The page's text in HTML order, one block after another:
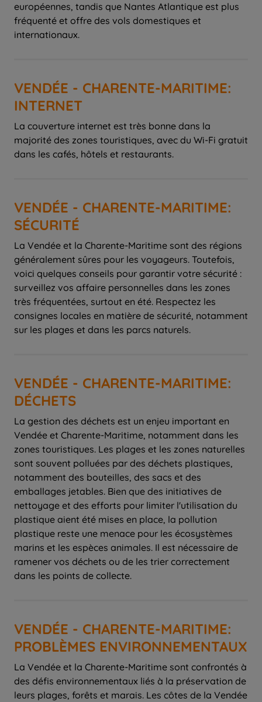
européennes, tandis que Nantes Atlantique est plus
fréquenté et offre des vols domestiques et
internationaux.
VENDÉE - CHARENTE-MARITIME:
INTERNET
La couverture internet est très bonne dans la
majorité des zones touristiques, avec du Wi-Fi gratuit
dans les cafés, hôtels et restaurants.
VENDÉE - CHARENTE-MARITIME:
SÉCURITÉ
La Vendée et la Charente-Maritime sont des régions
généralement sûres pour les voyageurs. Toutefois,
voici quelques conseils pour garantir votre sécurité :
surveillez vos affaire personnelles dans les zones
très fréquentées, surtout en été. Respectez les
consignes locales en matière de sécurité, notamment
sur les plages et dans les parcs naturels.
VENDÉE - CHARENTE-MARITIME:
DÉCHETS
La gestion des déchets est un enjeu important en
Vendée et Charente-Maritime, notamment dans les
zones touristiques. Les plages et les zones naturelles
sont souvent polluées par des déchets plastiques,
notamment des bouteilles, des sacs et des
emballages jetables. Bien que des initiatives de
nettoyage et des efforts pour limiter l'utilisation du
plastique aient été mises en place, la pollution
plastique reste une menace pour les écosystèmes
marins et les espèces animales. Il est nécessaire de
ramener vos déchets ou de les trier correctement
dans les points de collecte.
VENDÉE - CHARENTE-MARITIME:
PROBLÈMES ENVIRONNEMENTAUX
La Vendée et la Charente-Maritime sont confrontés à
des défis environnementaux liés à la préservation de
leurs plages, forêts et marais. Les côtes de la Vendée